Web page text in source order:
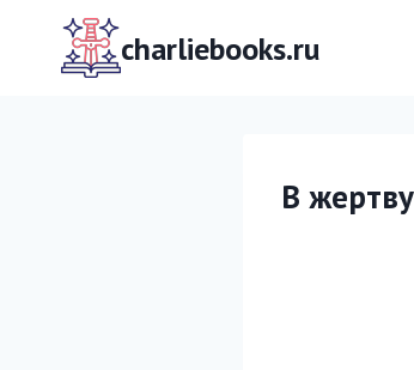
содержимому charliebooks.ru
В